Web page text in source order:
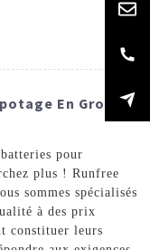
En Gros -
pour
plus ! Runfree
sommes spécialisés
à des prix
constituer leurs